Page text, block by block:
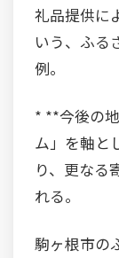
礼品提供に
いう、ふる
例。
* **今後の
ム」を軸と
り、更なる
れる。
駒ヶ根市の